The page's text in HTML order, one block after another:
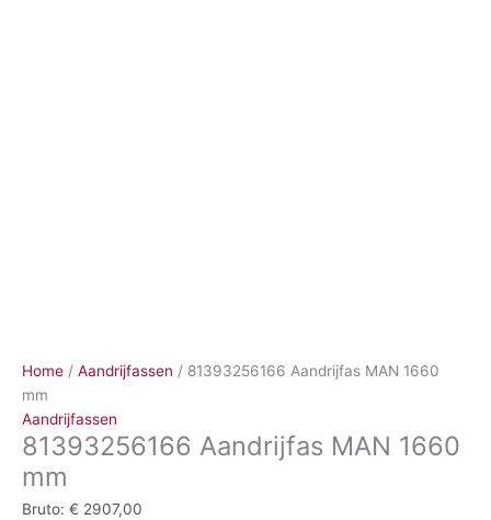
Home / Aandrijfassen / 81393256166 Aandrijfas MAN 1660
mm
Aandrijfassen
81393256166 Aandrijfas MAN 1660
mm
Bruto: € 2907,00